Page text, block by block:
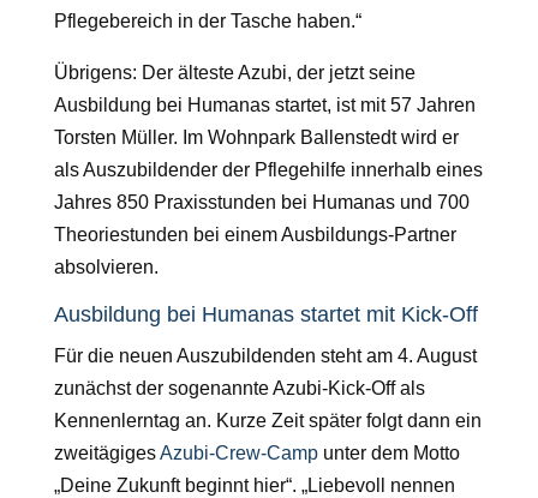
Pflegebereich in der Tasche haben.“
Übrigens: Der älteste Azubi, der jetzt seine
Ausbildung bei Humanas startet, ist mit 57 Jahren
Torsten Müller. Im Wohnpark Ballenstedt wird er
als Auszubildender der Pflegehilfe innerhalb eines
Jahres 850 Praxisstunden bei Humanas und 700
Theoriestunden bei einem Ausbildungs-Partner
absolvieren.
Ausbildung bei Humanas startet mit Kick-Off
Für die neuen Auszubildenden steht am 4. August
zunächst der sogenannte Azubi-Kick-Off als
Kennenlerntag an. Kurze Zeit später folgt dann ein
zweitägigesAzubi-Crew-Campunter dem Motto
„Deine Zukunft beginnt hier“. „Liebevoll nennen